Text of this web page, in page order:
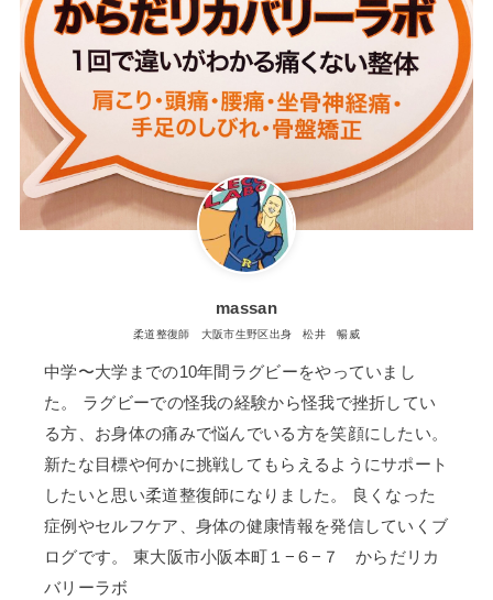
massan
柔道整復師 大阪市生野区出身 松井 暢威
中学〜大学までの10年間ラグビーをやっていまし
た。 ラグビーでの怪我の経験から怪我で挫折してい
る方、お身体の痛みで悩んでいる方を笑顔にしたい。
新たな目標や何かに挑戦してもらえるようにサポート
したいと思い柔道整復師になりました。 良くなった
症例やセルフケア、身体の健康情報を発信していくブ
ログです。 東大阪市小阪本町１−６−７ からだリカ
バリーラボ